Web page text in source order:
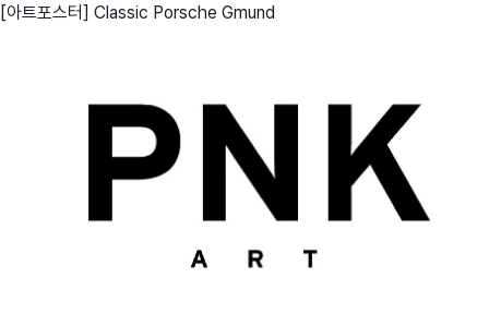
[아트포스터] Classic Porsche Gmund